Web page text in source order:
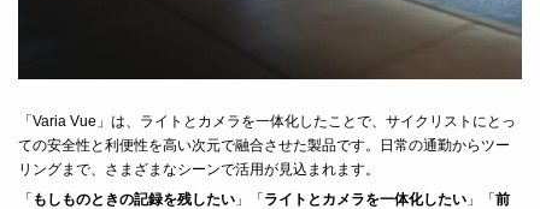
「Varia Vue」は、ライトとカメラを一体化したことで、サイクリストにとっ
ての安全性と利便性を高い次元で融合させた製品です。日常の通勤からツー
リングまで、さまざまなシーンで活用が見込まれます。
「 もしものときの記録を残したい 」「ライトとカメラを一体化したい 」「前